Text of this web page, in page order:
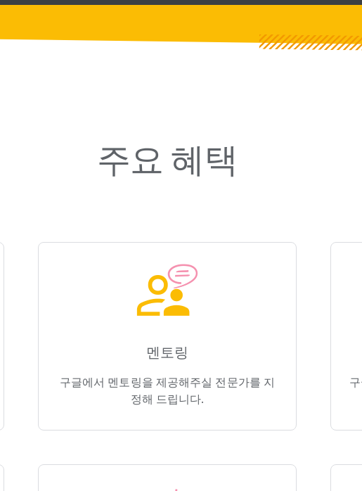
주요 혜택
멘토링
구글에서 멘토링을 제공해주실 전문가를 지
정해 드립니다.